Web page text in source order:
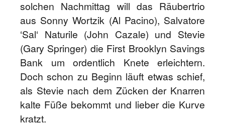
solchen Nachmittag will das Räubertrio
aus Sonny Wortzik (Al Pacino), Salvatore
‘Sal‘ Naturile (John Cazale) und Stevie
(Gary Springer) die First Brooklyn Savings
Bank um ordentlich Knete erleichtern.
Doch schon zu Beginn läuft etwas schief,
als Stevie nach dem Zücken der Knarren
kalte Füße bekommt und lieber die Kurve
kratzt.